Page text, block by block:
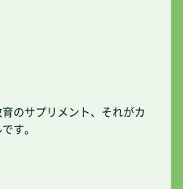
のサプリメント、それがカ
す。